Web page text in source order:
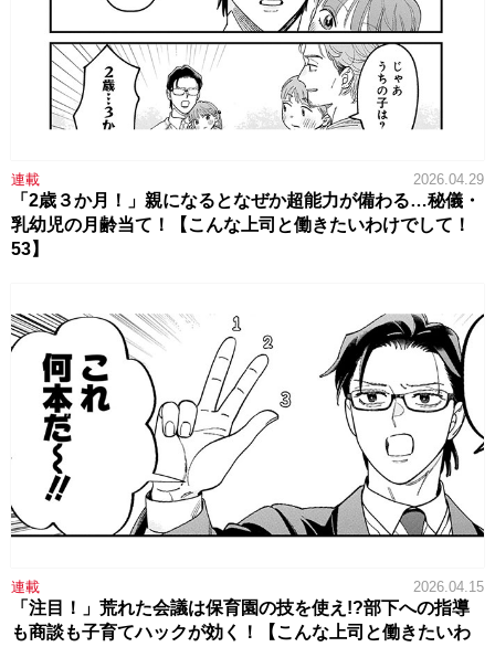
連載 2026.04.29
「2歳３か月！」親になるとなぜか超能力が備わる…秘儀・
乳幼児の月齢当て！【こんな上司と働きたいわけでして！
53】
連載 2026.04.15
「注目！」荒れた会議は保育園の技を使え!?部下への指導
も商談も子育てハックが効く！【こんな上司と働きたいわ